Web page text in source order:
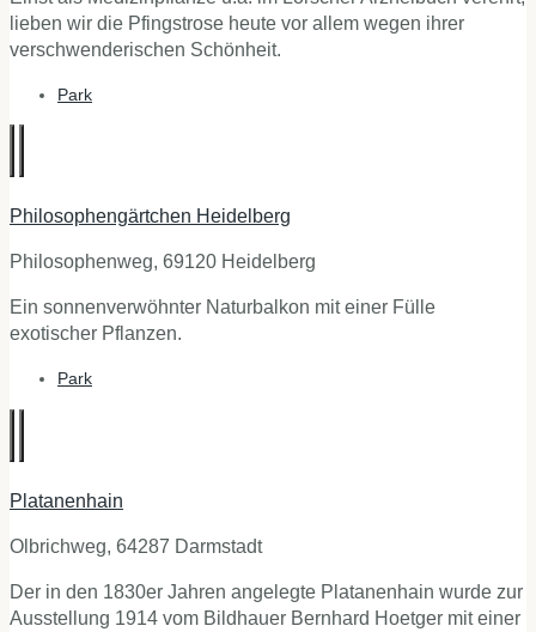
lieben wir die Pfingstrose heute vor allem wegen ihrer
verschwenderischen Schönheit.
Park
Philosophengärtchen Heidelberg
Philosophenweg, 69120 Heidelberg
Ein sonnenverwöhnter Naturbalkon mit einer Fülle
exotischer Pflanzen.
Park
Platanenhain
Olbrichweg, 64287 Darmstadt
Der in den 1830er Jahren angelegte Platanenhain wurde zur
Ausstellung 1914 vom Bildhauer Bernhard Hoetger mit einer